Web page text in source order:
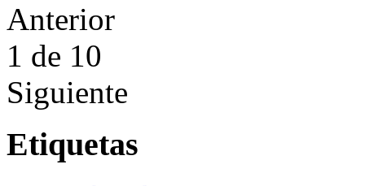
Anterior
1 de 10
Siguiente
Etiquetas